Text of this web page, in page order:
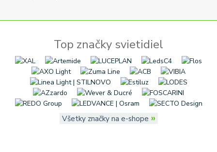
Top značky svietidiel
Všetky značky na e-shope »